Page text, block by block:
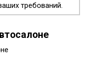
требований.